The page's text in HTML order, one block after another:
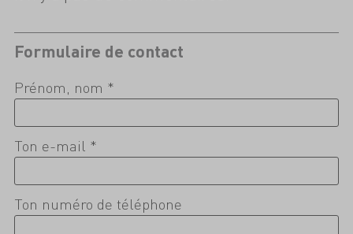
Formulaire de contact
Prénom, nom *
Ton e-mail *
Ton numéro de téléphone